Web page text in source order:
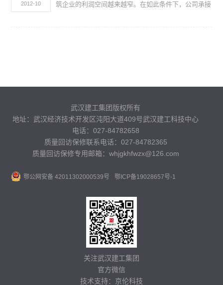
2012-10
筑企业的利润空间越来越窄。在如此条件下，公司承接
武汉建工集团版权所有
地址：武汉经济技术开发区沌阳大道409号武汉建工科技中心
电话：027-84782658
质量回访保修联系电话：027-84782365
质量回访保修专用邮箱：whjgkhfwzx@126.com
鄂公网安备 42011302000539号 鄂ICP备19028657号-1
关注武汉建工集团
官方微信
技术支持： 京伦科技